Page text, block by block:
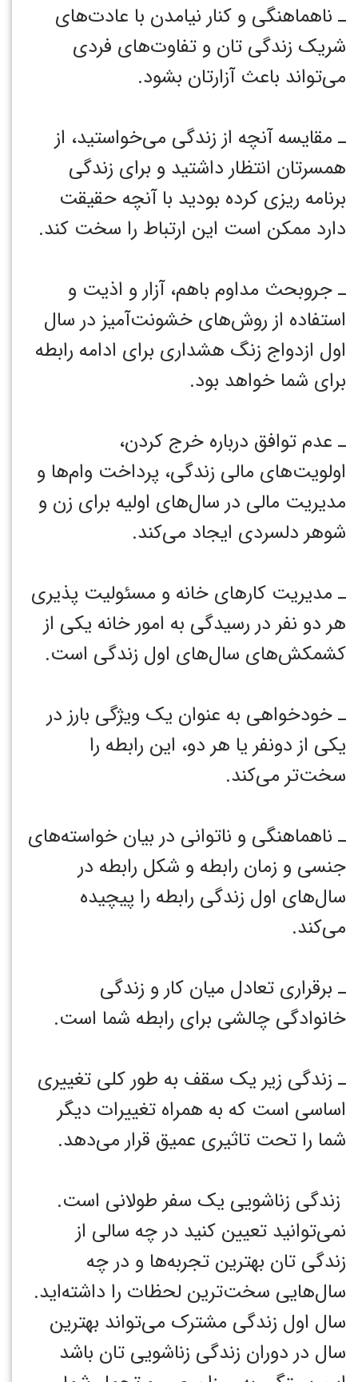
ـ ناهماهنگی و کنار نیامدن با عادت‌های
شریک زندگی تان و تفاوت‌های فردی
می‌تواند باعث آزارتان بشود. ‏
ـ مقایسه آنچه از زندگی می‌خواستید، از
همسرتان انتظار داشتید و برای زندگی
برنامه ریزی کرده بودید با آنچه حقیقت
دارد ممکن است این ارتباط را سخت کند.
ـ جروبحث مداوم باهم، آزار و اذیت و
استفاده از روش‌های خشونت‌آمیز در سال
اول ازدواج زنگ هشداری برای ادامه رابطه
برای شما خواهد بود. ‏
ـ عدم توافق درباره خرج کردن،
اولویت‌های مالی زندگی، پرداخت وام‌ها و
مدیریت مالی در سال‌های اولیه برای زن و
شوهر دلسردی ایجاد می‌کند. ‏
ـ مدیریت کارهای خانه و مسئولیت پذیری
هر دو نفر در رسیدگی به امور خانه یکی از
کشمکش‌های سال‌های اول زندگی است. ‏
ـ خودخواهی به عنوان یک ویژگی بارز در
یکی از دونفر یا هر دو، این رابطه را
سخت‌تر می‌کند. ‏
ـ ناهماهنگی و ناتوانی در بیان خواسته‌های
جنسی و زمان رابطه و شکل رابطه در
سال‌های اول زندگی رابطه را پیچیده
می‌کند. ‏
ـ برقراری تعادل میان کار و زندگی
خانوادگی چالشی برای رابطه شما است. ‏
ـ زندگی زیر یک سقف به طور کلی تغییری
اساسی است که به همراه تغییرات دیگر
شما را تحت تاثیری عمیق قرار می‌دهد. ‏
زندگی زناشویی یک سفر طولانی است.
نمی‌توانید تعیین کنید در چه سالی از
زندگی تان بهترین تجربه‌ها و در چه
سال‌هایی سخت‌ترین لحظات را داشته‌اید.
سال اول زندگی مشترک می‌تواند بهترین
سال در دوران زندگی زناشویی تان باشد